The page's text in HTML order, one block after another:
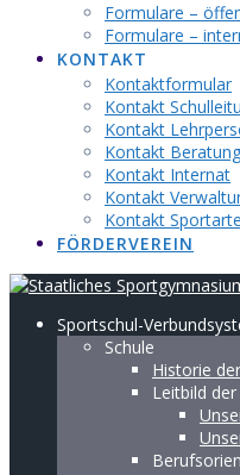
Formulare –
Formulare –
KONTAKT
Kontaktformular
Kontakt
Kontakt
Kontakt
Kontakt Internat
Kontakt
Kontakt
FÖRDERVEREIN
Sportschul-
Schule
Historie
Leitbild